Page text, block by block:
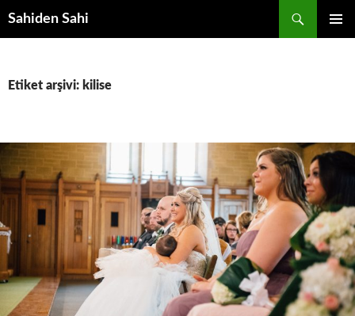
Sahiden Sahi
Etiket arşivi: kilise